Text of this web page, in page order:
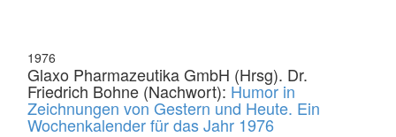
1976
Glaxo Pharmazeutika GmbH (Hrsg). Dr.
Friedrich Bohne (Nachwort): Humor in
Zeichnungen von Gestern und Heute. Ein
Wochenkalender für das Jahr 1976